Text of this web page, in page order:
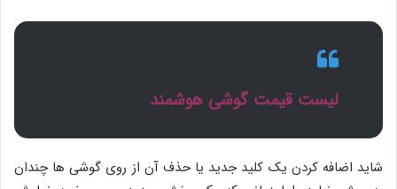
لیست قیمت گوشی هوشمند
شاید اضافه کردن یک کلید جدید یا حذف آن از روی گوشی ها چندان